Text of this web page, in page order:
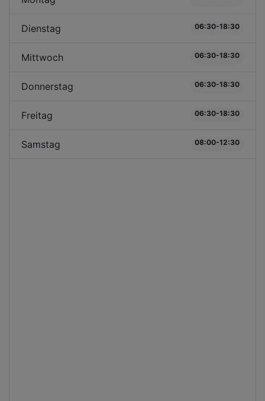
Dienstag 06:30-18:30
Mittwoch 06:30-18:30
Donnerstag 06:30-18:30
Freitag 06:30-18:30
Samstag 08:00-12:30